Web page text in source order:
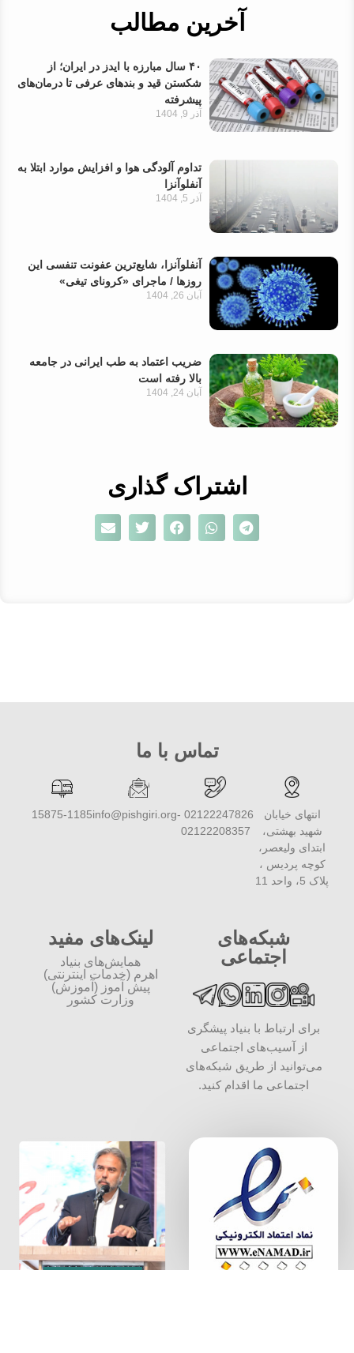
آخرین مطالب
۴۰ سال مبارزه با ایدز در ایران؛ از
شکستن قید و بندهای عرفی تا درمان‌های
پیشرفته
آذر 9, 1404
تداوم آلودگی هوا و افزایش موارد ابتلا به
آنفلوآنزا
آذر 5, 1404
آنفلوآنزا، شایع‌ترین عفونت تنفسی این
روزها / ماجرای «کرونای تیغی»
آبان 26, 1404
ضریب اعتماد به طب ایرانی در جامعه
بالا رفته است
آبان 24, 1404
اشتراک گذاری
تماس با ما
انتهای خیابان
شهید بهشتی،
ابتدای ولیعصر،
کوچه پردیس ،
پلاک 5، واحد 11
02122247826 -
02122208357
info@pishgiri.org
15875-1185
شبکه‌های
اجتماعی
برای ارتباط با بنیاد پیشگری
از آسیب‌های اجتماعی
می‌توانید از طریق شبکه‌‎های
اجتماعی ما اقدام کنید.
لینک‌های مفید
همایش‌های بنیاد
اهرم (خدمات اینترنتی)
پیش آموز (آموزش)
وزارت کشور